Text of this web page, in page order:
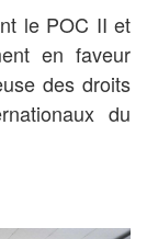
le POC II et
en faveur
des droits
du